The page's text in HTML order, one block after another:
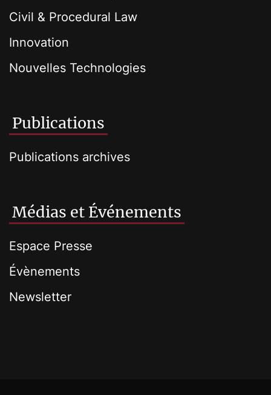
Civil & Procedural Law
Innovation
Nouvelles Technologies
Publications
Publications archives
Médias et Événements
Espace Presse
Évènements
Newsletter